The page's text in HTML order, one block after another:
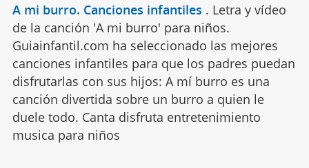
A mi burro. Canciones infantiles . Letra y vídeo
de la canción 'A mi burro' para niños.
Guiainfantil.com ha seleccionado las mejores
canciones infantiles para que los padres puedan
disfrutarlas con sus hijos: A mí burro es una
canción divertida sobre un burro a quien le
duele todo. Canta disfruta entretenimiento
musica para niños